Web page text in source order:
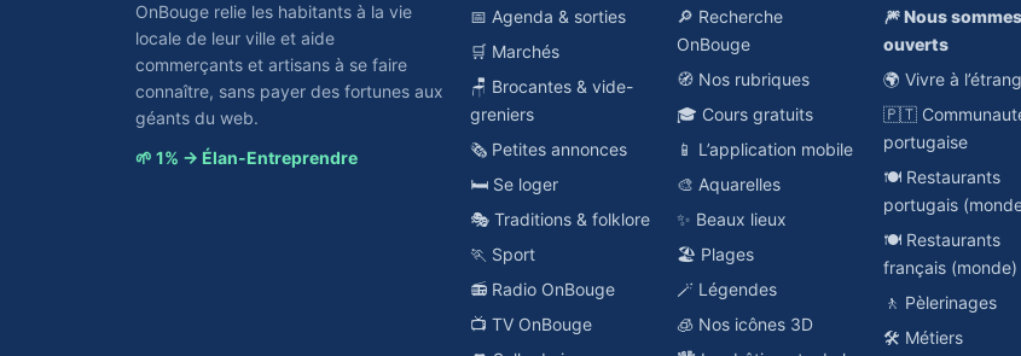
OnBouge relie les habitants à la vie
locale de leur ville et aide
commerçants et artisans à se faire
connaître, sans payer des fortunes aux
géants du web.
🌱 1% → Élan-Entreprendre
📅 Agenda & sorties
🛒 Marchés
🪑 Brocantes & vide-
greniers
🗞️ Petites annonces
🛏️ Se loger
🎭 Traditions & folklore
🏃 Sport
📻 Radio OnBouge
📺 TV OnBouge
🔎 Recherche
OnBouge
🧭 Nos rubriques
🎓 Cours gratuits
📱 L’application mobile
🎨 Aquarelles
✨ Beaux lieux
🏖️ Plages
🪄 Légendes
🧊 Nos icônes 3D
🎆 Nous sommes
ouverts
🌍 Vivre à
🇵🇹
portugaise
🍽️ Restaurants
portugais
🍽️ Restaurants
français (monde)
🚶 Pèlerinages
🛠️ Métiers